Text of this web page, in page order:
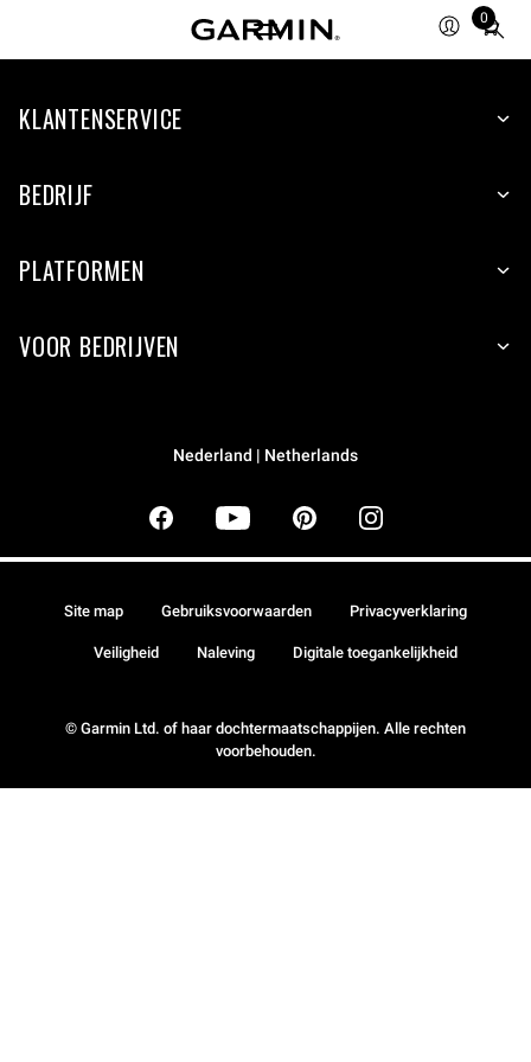
0
Total
items
cart:
KLANTENSERVICE
BEDRIJF
PLATFORMEN
VOOR BEDRIJVEN
Nederland | Netherlands
© Garmin Ltd. of haar dochtermaatschappijen. Alle rechten
voorbehouden.
Site map Gebruiksvoorwaarden Privacyverklaring
Veiligheid Naleving Digitale toegankelijkheid